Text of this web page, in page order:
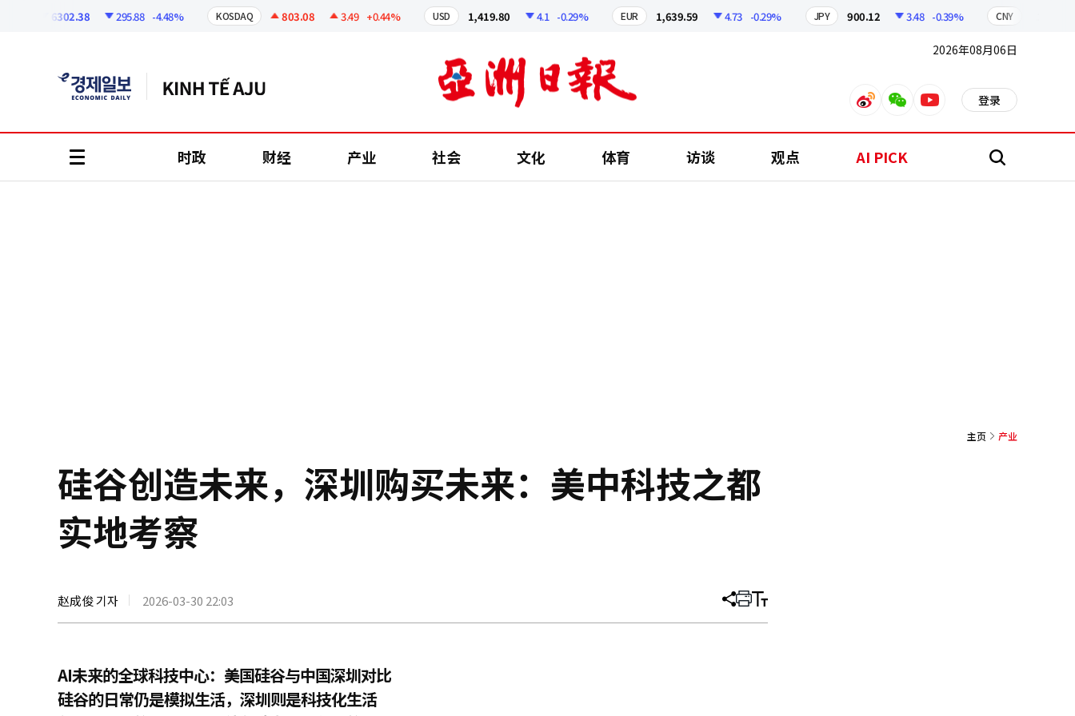
6302.38 295.88 -4.48% KOSDAQ 803.08 3.49 +0.44% 1,419.80 -0.29% 1,639.59 4.73 -0.29% 900.12 3.48 -0.39% 210.33
2026年08月06日
weiboweixinyoutube 登录
时政 财经 产业 社会 文化 体育 访谈 观点 AI PICK 搜
主页 产业
硅谷创造未来，深圳购买未来：美中科技之都
实地考察
赵成俊 기자 2026-03-30 22:03 分
文
打 调
大
AI未来的全球科技中心：美国硅谷与中国深圳对比
硅谷的日常仍是模拟生活，深圳则是科技化生活